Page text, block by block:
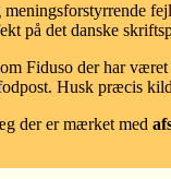
på det danske
Fiduso der har været
Husk præcis
der er mærket med